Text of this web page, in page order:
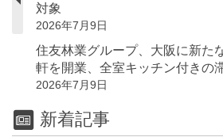
対象
2026年7月9日
住友林業グループ、大阪に新た
軒を開業、全室キッチン付きの
2026年7月9日
新着記事